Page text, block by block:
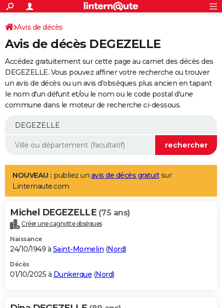
ACTUALITÉS
Politique
Société
Faits Divers
Education
Monde
Villes
+
SPORT
Coupe du monde 2026
Football
Tennis
Cyclisme
Rugby
Forum
Programme TV
TNT
Streaming
Cinéma
Sorties cinéma
Musique
+
FINANCE
Impôts
Immobilier
Risques naturels par ville
Banque
Assurance
Crédit
AUTO
Essais
Réserver un essai
Citadines
Berlines
SUV
Forum auto
+
Mobiles
Meilleur smartphone
Internet
Ordinateurs
Jeux vidéo
Guide high-tech
Aménagement intérieur
LIFESTYLE
Art de vivre
Bien-être
Loisirs
Mode
Modes de vie
Alimentation
Guide de la santé
Maladies
Médicaments
Sommeil
VOYAGE
Destinations
City break
Voyage nature
Voyage de noces
Forum
Climat
+PHOTO
GUIDES D'ACHAT
BONS PLANS
Avis de décès
Avis de décès DEGEZELLE
Accédez gratuitement sur cette page au carnet des décès des
DEGEZELLE. Vous pouvez affiner votre recherche ou trouver
un avis de décès ou un avis d'obsèques plus ancien en tapant
le nom d'un défunt et/ou le nom ou le code postal d'une
commune dans le moteur de recherche ci-dessous.
NOUVEAU : publiez un avis de décès gratuitsur
Linternaute.com
Michel DEGEZELLE (75 ans)
Créer une cagnotte obsèques
Naissance
24/10/1949 à Saint-Momelin (Nord)
Décès
01/10/2025 à Dunkerque (Nord)